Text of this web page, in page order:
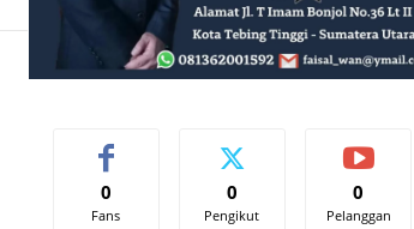
0
Fans
0
Pengikut
0
Pelanggan